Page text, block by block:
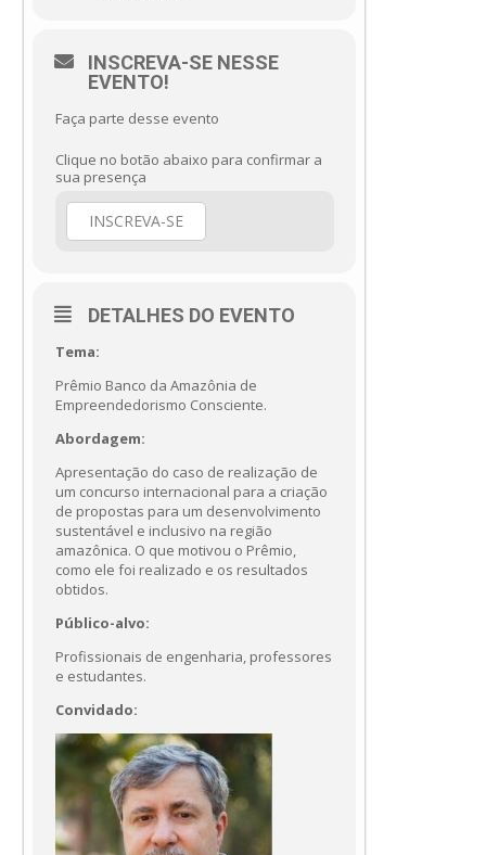
INSCREVA-SE NESSE
EVENTO!
Faça parte desse evento
Clique no botão abaixo para confirmar a
sua presença
INSCREVA-SE
DETALHES DO EVENTO
Tema:
Prêmio Banco da Amazônia de
Empreendedorismo Consciente.
Abordagem:
Apresentação do caso de realização de
um concurso internacional para a criação
de propostas para um desenvolvimento
sustentável e inclusivo na região
amazônica. O que motivou o Prêmio,
como ele foi realizado e os resultados
obtidos.
Público-alvo:
Profissionais de engenharia, professores
e estudantes.
Convidado: